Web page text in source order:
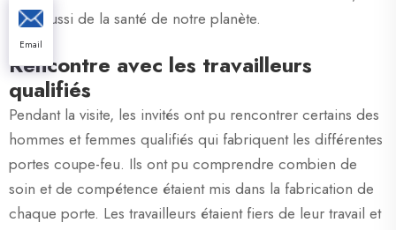
mais aussi de la santé de notre planète.
Rencontre avec les travailleurs
qualifiés
Pendant la visite, les invités ont pu rencontrer certains des
hommes et femmes qualifiés qui fabriquent les différentes
portes coupe-feu. Ils ont pu comprendre combien de
soin et de compétence étaient mis dans la fabrication de
chaque porte. Les travailleurs étaient fiers de leur travail et
Email